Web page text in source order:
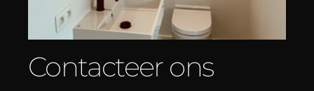
Contacteer ons